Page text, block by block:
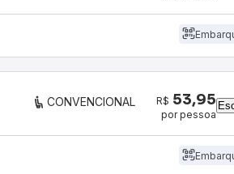
CONVENCIONAL R$ 53,95
por pessoa